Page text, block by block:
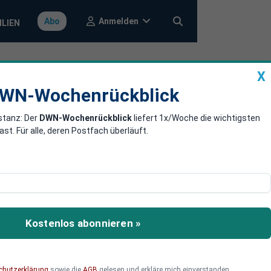
Abo Anmelden
auf die
ins
promovierter
realitätsfremde
verursacht.
X
Wochenrückblick
Der DWN-Wochenrückblick liefert 1x/Woche die wichtigsten
Für alle, deren Postfach überläuft.
Kostenlos abonnieren »